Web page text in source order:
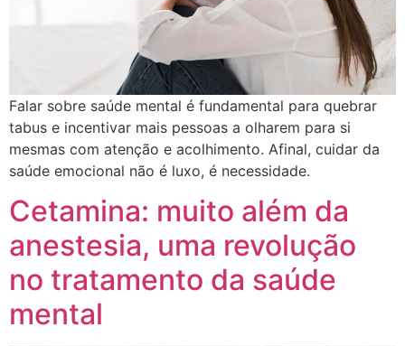
Falar sobre saúde mental é fundamental para quebrar
tabus e incentivar mais pessoas a olharem para si
mesmas com atenção e acolhimento. Afinal, cuidar da
saúde emocional não é luxo, é necessidade.
Cetamina: muito além da
anestesia, uma revolução
no tratamento da saúde
mental